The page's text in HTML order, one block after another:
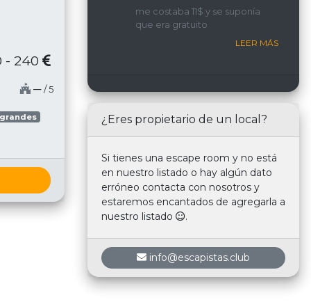
- 240
─ / 5
interacción constante con
nosotros.
me costaba 11$ y se suponía
que era gratuito
LEER MÁS
¿Eres propietario de un local?
Si tienes una escape room y no está
en nuestro listado o hay algún dato
erróneo contacta con nosotros y
estaremos encantados de agregarla a
nuestro listado
.
info@escapistas.club